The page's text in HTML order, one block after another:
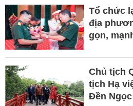
Tổ chức
địa
gọn,
Chủ tịch
tịch Hạ
Đền